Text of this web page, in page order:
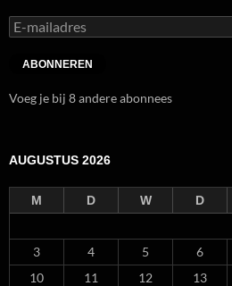
E-
mailadres
ABONNEREN
Voeg je bij 8 andere abonnees
AUGUSTUS 2026
M D W D
3
4 5 6
10
11 12 13